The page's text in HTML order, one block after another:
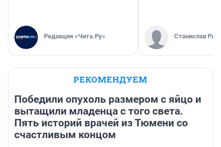
Редакция «Чита.Ру» Станислав
РЕКОМЕНДУЕМ
Победили опухоль размером с яйцо и
вытащили младенца с того света.
Пять историй врачей из Тюмени со
счастливым концом